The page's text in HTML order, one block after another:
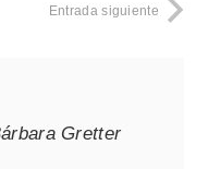
Entrada siguiente
Gretter